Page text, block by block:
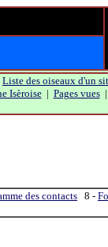
Liste des oiseaux d'un
Isèroise| Pages vues|
des contacts 8 -